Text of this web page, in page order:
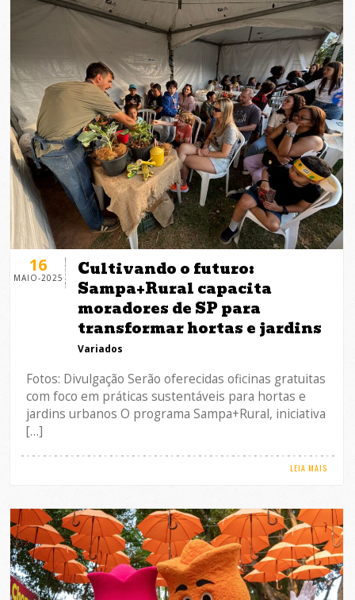
16
MAIO-2025
Cultivando o futuro:
Sampa+Rural capacita
moradores de SP para
transformar hortas e jardins
Variados
Fotos: Divulgação Serão oferecidas oficinas gratuitas
com foco em práticas sustentáveis para hortas e
jardins urbanos O programa Sampa+Rural, iniciativa
[…]
LEIA MAIS